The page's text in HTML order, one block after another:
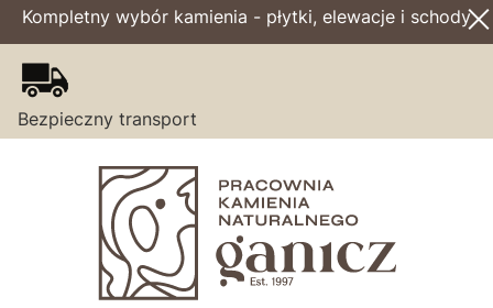
Kompletny wybór kamienia - płytki, elewacje i schody
Bezpieczny transport